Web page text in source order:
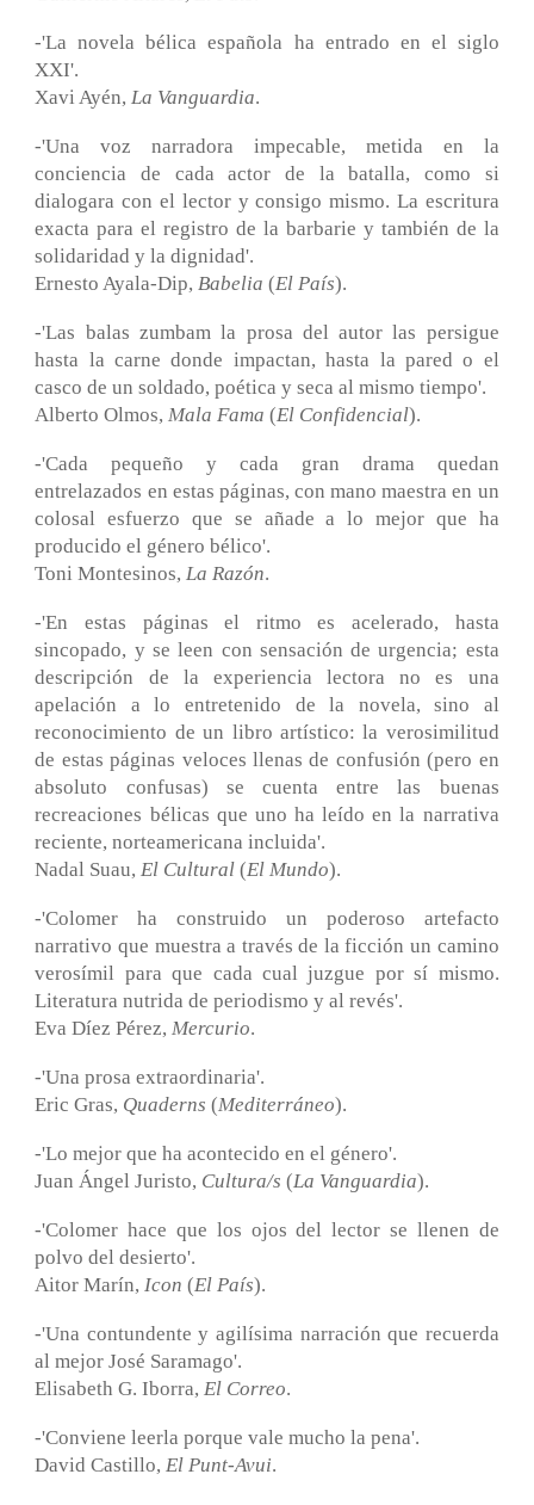
-'La novela bélica española ha entrado en el siglo
XXI'.
Xavi Ayén, La Vanguardia.
-'Una voz narradora impecable, metida en la
conciencia de cada actor de la batalla, como si
dialogara con el lector y consigo mismo. La escritura
exacta para el registro de la barbarie y también de la
solidaridad y la dignidad'.
Ernesto Ayala-Dip, Babelia (El País).
-'Las balas zumbam la prosa del autor las persigue
hasta la carne donde impactan, hasta la pared o el
casco de un soldado, poética y seca al mismo tiempo'.
Alberto Olmos, Mala Fama (El Confidencial).
-'Cada pequeño y cada gran drama quedan
entrelazados en estas páginas, con mano maestra en un
colosal esfuerzo que se añade a lo mejor que ha
producido el género bélico'.
Toni Montesinos, La Razón.
-'En estas páginas el ritmo es acelerado, hasta
sincopado, y se leen con sensación de urgencia; esta
descripción de la experiencia lectora no es una
apelación a lo entretenido de la novela, sino al
reconocimiento de un libro artístico: la verosimilitud
de estas páginas veloces llenas de confusión (pero en
absoluto confusas) se cuenta entre las buenas
recreaciones bélicas que uno ha leído en la narrativa
reciente, norteamericana incluida'.
Nadal Suau, El Cultural (El Mundo).
-'Colomer ha construido un poderoso artefacto
narrativo que muestra a través de la ficción un camino
verosímil para que cada cual juzgue por sí mismo.
Literatura nutrida de periodismo y al revés'.
Eva Díez Pérez, Mercurio.
-'Una prosa extraordinaria'.
Eric Gras, Quaderns (Mediterráneo).
-'Lo mejor que ha acontecido en el género'.
Juan Ángel Juristo, Cultura/s(La Vanguardia).
-'Colomer hace que los ojos del lector se llenen de
polvo del desierto'.
Aitor Marín, Icon (El País).
-'Una contundente y agilísima narración que recuerda
al mejor José Saramago'.
Elisabeth G. Iborra, El Correo.
-'Conviene leerla porque vale mucho la pena'.
David Castillo, El Punt-Avui.